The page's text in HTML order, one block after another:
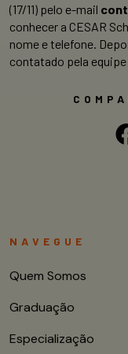
(17/11) pelo e-mail
conhecer a CESAR
nome e telefone.
contatado pela
NAVEGUE
Quem Somos
Graduação
Especialização